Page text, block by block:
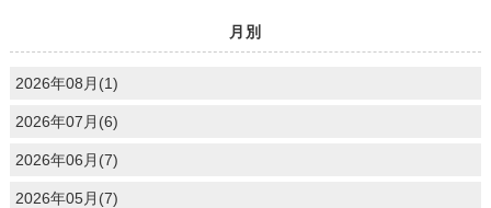
月別
2026年08月(1)
2026年07月(6)
2026年06月(7)
2026年05月(7)